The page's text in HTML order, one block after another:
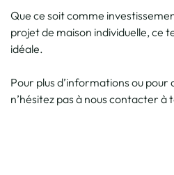
Que ce soit comme
projet de maison individuelle, ce
idéale.
Pour plus d’informations ou pour
n’hésitez pas à nous contacter à